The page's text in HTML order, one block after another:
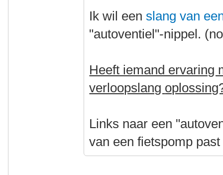
Ik wil eenslang van
"autoventiel"-nippel.
Heeft iemand ervaring
verloopslang
Links naar een
van een fietspomp